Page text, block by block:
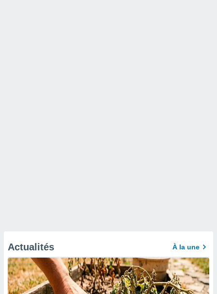
Actualités À la une